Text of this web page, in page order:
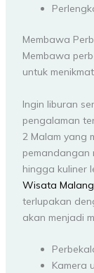
Membawa
Membawa
untuk
Ingin liburan
pengalaman
2 Malam yang
pemandangan
hingga kuliner
Wisata
terlupakan
akan menjadi
Kamera